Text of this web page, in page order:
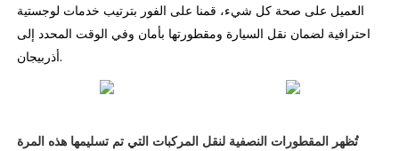
العميل على صحة كل شيء، قمنا على الفور بترتيب خدمات لوجستية
احترافية لضمان نقل السيارة ومقطورتها بأمان وفي الوقت المحدد إلى
أذربيجان.
تُظهر المقطورات النصفية لنقل المركبات التي تم تسليمها هذه المرة